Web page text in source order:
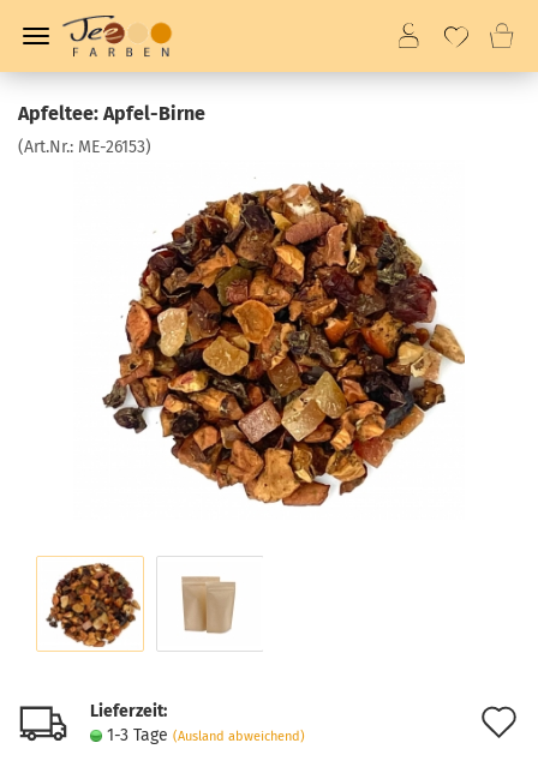
Apfeltee: Apfel-Birne
(Art.Nr.: ME-26153)
Lieferzeit:
1-3 Tage (Ausland abweichend)